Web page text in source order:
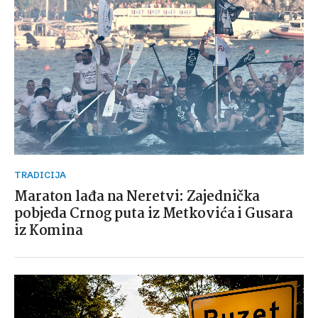
TRADICIJA
Maraton lađa na Neretvi: Zajednička
pobjeda Crnog puta iz Metkovića i Gusara
iz Komina